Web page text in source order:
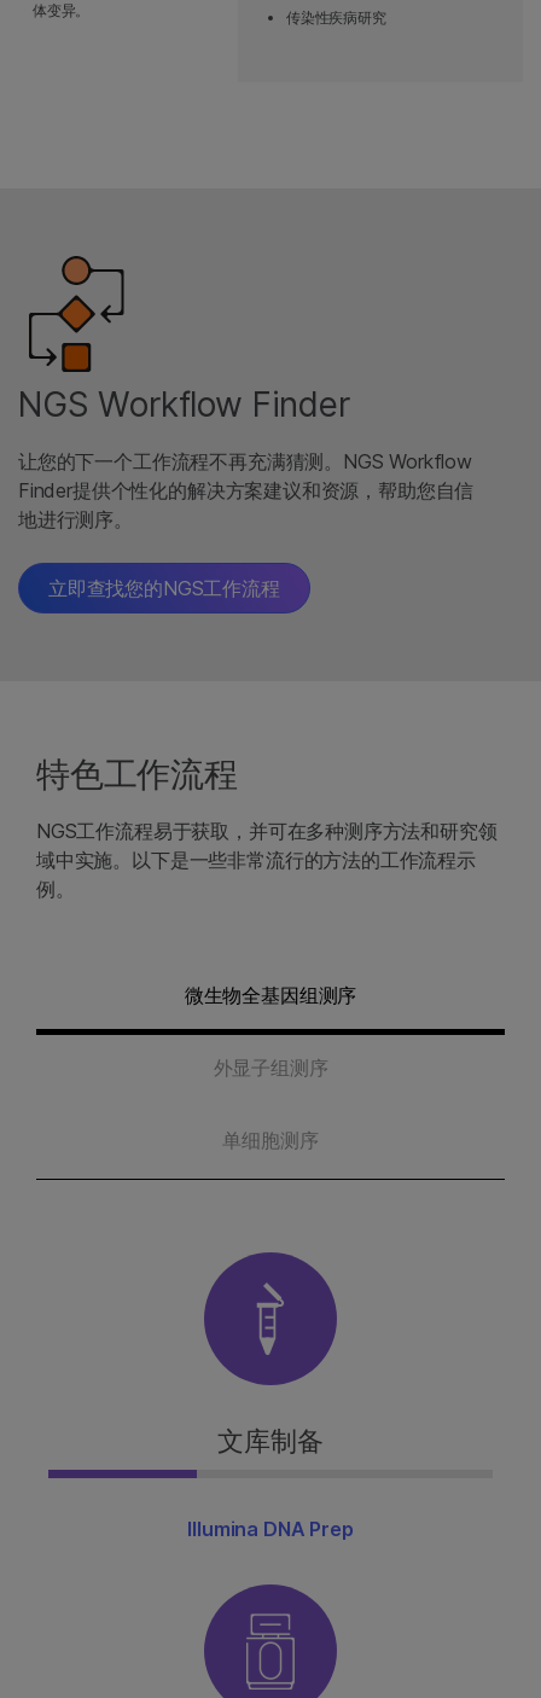
体变异。
传染性疾病研究
NGS Workflow Finder
让您的下一个工作流程不再充满猜测。NGS Workflow
Finder提供个性化的解决方案建议和资源，帮助您自信
地进行测序。
立即查找您的NGS工作流程
特色工作流程
NGS工作流程易于获取，并可在多种测序方法和研究领
域中实施。以下是一些非常流行的方法的工作流程示
例。
微生物全基因组测序
外显子组测序
单细胞测序
文库制备
Illumina DNA Prep